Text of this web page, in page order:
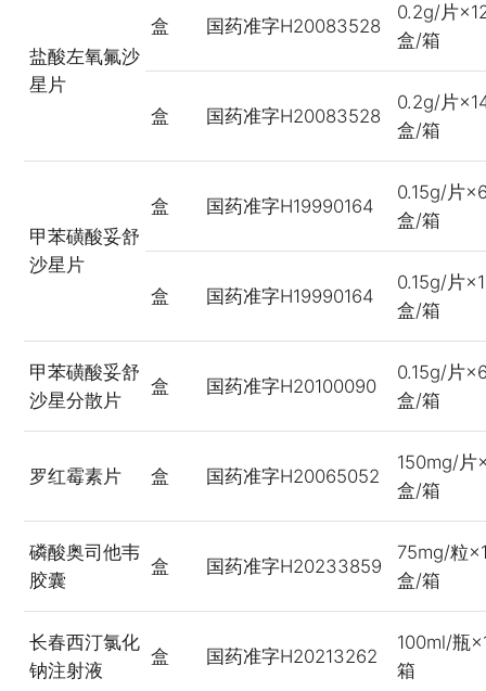
盐酸左氧氟沙
星片
盒 国药准字H20083528
0.2g/片
盒/箱
盒 国药准字H20083528
0.2g/片
盒/箱
甲苯磺酸妥舒
沙星片
盒 国药准字H19990164
0.15g/片
盒/箱
盒 国药准字H19990164
0.15g/片
盒/箱
甲苯磺酸妥舒
沙星分散片
盒 国药准字H20100090
0.15g/片
盒/箱
罗红霉素片 盒 国药准字H20065052
150mg/片
盒/箱
磷酸奥司他韦
胶囊
盒 国药准字H20233859
75mg/粒
盒/箱
长春西汀氯化
钠注射液
盒 国药准字H20213262
100ml/瓶
箱